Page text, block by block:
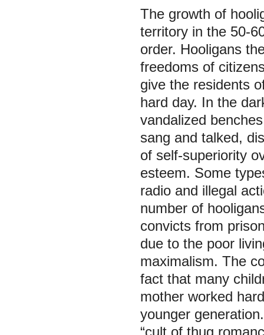
The growth of
territory in the 50-
order. Hooligans
freedoms of
give the residents
hard day. In the
vandalized
sang and talked,
of self-superiority
esteem. Some
radio and illegal
number of
convicts from
due to the poor
maximalism. The
fact that many
mother worked
younger
“cult of thug